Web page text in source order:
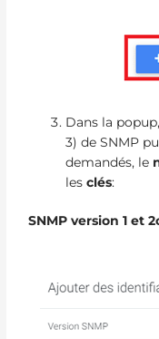
Dans la
3) de SNMP
demandés, le
lesclés:
SNMP version 1 et